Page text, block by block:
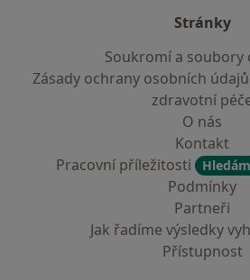
Stránky
Soukromí a soubory
Zásady ochrany osobních
zdravotní
O nás
Kontakt
Pracovní příležitosti
Podmínky
Partneři
Jak řadíme výsledky
Přístupnost